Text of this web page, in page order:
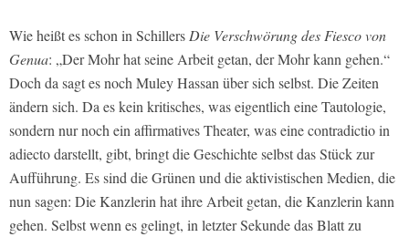
Wie heißt es schon in Schillers Die Verschwörung des Fiesco von
Genua: „Der Mohr hat seine Arbeit getan, der Mohr kann gehen.“
Doch da sagt es noch Muley Hassan über sich selbst. Die Zeiten
ändern sich. Da es kein kritisches, was eigentlich eine Tautologie,
sondern nur noch ein affirmatives Theater, was eine contradictio in
adiecto darstellt, gibt, bringt die Geschichte selbst das Stück zur
Aufführung. Es sind die Grünen und die aktivistischen Medien, die
nun sagen: Die Kanzlerin hat ihre Arbeit getan, die Kanzlerin kann
gehen. Selbst wenn es gelingt, in letzter Sekunde das Blatt zu